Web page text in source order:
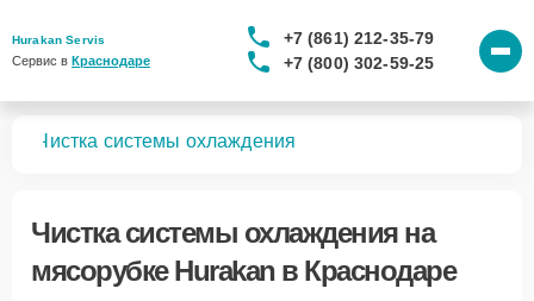
Hurakan Servis
Сервис в Краснодаре
+7 (861) 212-35-79
+7 (800) 302-59-25
Чистка системы охлаждения
Чистка системы охлажденияна
мясорубке Hurakan в Краснодаре